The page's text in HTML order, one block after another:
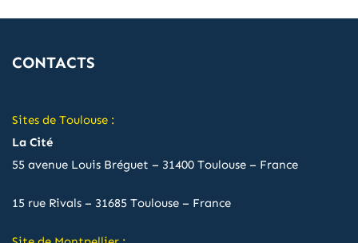
CONTACTS
Sites de Toulouse :
La Cité
55 avenue Louis Bréguet – 31400 Toulouse – France
15 rue Rivals – 31685 Toulouse – France